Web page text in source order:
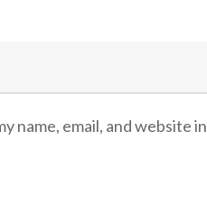
name, email, and